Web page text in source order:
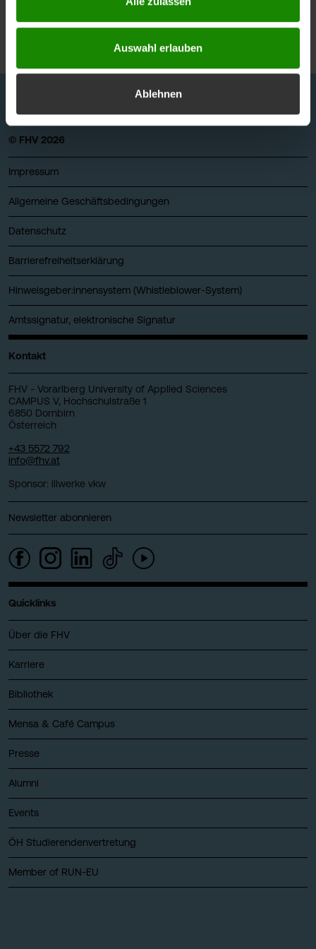
Auswahl erlauben
Ablehnen
© FHV 2026
Impressum
Allgemeine Geschäftsbedingungen
Datenschutz
Barrierefreiheitserklärung
Hinweisgeber:innensystem (Whistleblower-System)
Amtssignatur, elektronische Signatur
Kontakt
FHV - Vorarlberg University of Applied Sciences
CAMPUS V, Hochschulstraße 1
6850 Dornbirn
Österreich
+43 5572 792
info@fhv.at
Sponsor: illwerke vkw
Newsletter abonnieren
Quicklinks
Über die FHV
Karriere
Bibliothek
Mensa & Café Campus
Presse
Alumni
Events
ÖH Studierendenvertretung
Member of RUN-EU